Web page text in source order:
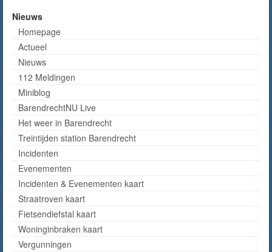
Nieuws
Homepage
Actueel
Nieuws
112 Meldingen
Miniblog
BarendrechtNU Live
Het weer in Barendrecht
Treintijden station Barendrecht
Incidenten
Evenementen
Incidenten & Evenementen kaart
Straatroven kaart
Fietsendiefstal kaart
Woninginbraken kaart
Vergunningen